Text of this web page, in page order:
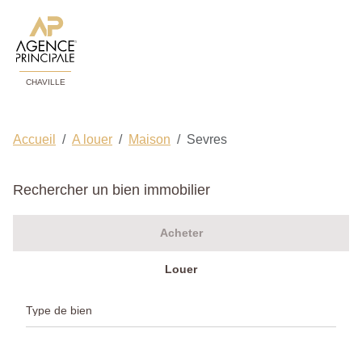
CHAVILLE
Accueil A louer Maison Sevres
Rechercher un bien immobilier
Acheter
Louer